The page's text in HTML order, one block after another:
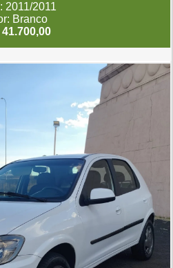
2011/2011
Branco
41.700,00